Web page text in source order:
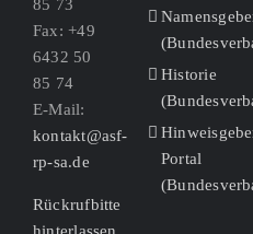
85 73
Fax: +49
6432 50
85 74
E-Mail:
kontakt@asf-
rp-sa.de
Rückrufbitte
Historie
Portal